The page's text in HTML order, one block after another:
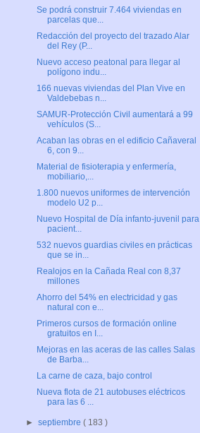
Se podrá construir 7.464 viviendas en
parcelas que...
Redacción del proyecto del trazado Alar
del Rey (P...
Nuevo acceso peatonal para llegar al
polígono indu...
166 nuevas viviendas del Plan Vive en
Valdebebas n...
SAMUR-Protección Civil aumentará a 99
vehículos (S...
Acaban las obras en el edificio Cañaveral
6, con 9...
Material de fisioterapia y enfermería,
mobiliario,...
1.800 nuevos uniformes de intervención
modelo U2 p...
Nuevo Hospital de Día infanto-juvenil para
pacient...
532 nuevos guardias civiles en prácticas
que se in...
Realojos en la Cañada Real con 8,37
millones
Ahorro del 54% en electricidad y gas
natural con e...
Primeros cursos de formación online
gratuitos en I...
Mejoras en las aceras de las calles Salas
de Barba...
La carne de caza, bajo control
Nueva flota de 21 autobuses eléctricos
para las 6 ...
►septiembre( 183 )